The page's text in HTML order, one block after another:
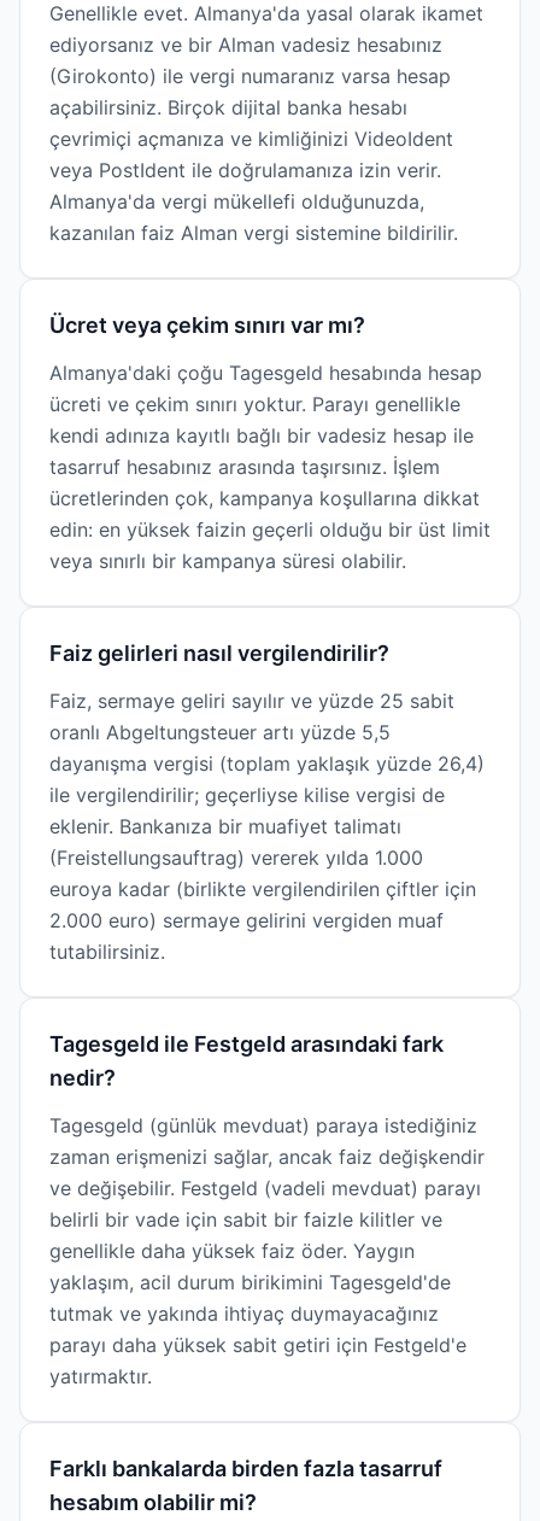
Genellikle evet. Almanya'da yasal olarak ikamet
ediyorsanız ve bir Alman vadesiz hesabınız
(Girokonto) ile vergi numaranız varsa hesap
açabilirsiniz. Birçok dijital banka hesabı
çevrimiçi açmanıza ve kimliğinizi VideoIdent
veya PostIdent ile doğrulamanıza izin verir.
Almanya'da vergi mükellefi olduğunuzda,
kazanılan faiz Alman vergi sistemine bildirilir.
Ücret veya çekim sınırı var mı?
Almanya'daki çoğu Tagesgeld hesabında hesap
ücreti ve çekim sınırı yoktur. Parayı genellikle
kendi adınıza kayıtlı bağlı bir vadesiz hesap ile
tasarruf hesabınız arasında taşırsınız. İşlem
ücretlerinden çok, kampanya koşullarına dikkat
edin: en yüksek faizin geçerli olduğu bir üst limit
veya sınırlı bir kampanya süresi olabilir.
Faiz gelirleri nasıl vergilendirilir?
Faiz, sermaye geliri sayılır ve yüzde 25 sabit
oranlı Abgeltungsteuer artı yüzde 5,5
dayanışma vergisi (toplam yaklaşık yüzde 26,4)
ile vergilendirilir; geçerliyse kilise vergisi de
eklenir. Bankanıza bir muafiyet talimatı
(Freistellungsauftrag) vererek yılda 1.000
euroya kadar (birlikte vergilendirilen çiftler için
2.000 euro) sermaye gelirini vergiden muaf
tutabilirsiniz.
Tagesgeld ile Festgeld arasındaki fark
nedir?
Tagesgeld (günlük mevduat) paraya istediğiniz
zaman erişmenizi sağlar, ancak faiz değişkendir
ve değişebilir. Festgeld (vadeli mevduat) parayı
belirli bir vade için sabit bir faizle kilitler ve
genellikle daha yüksek faiz öder. Yaygın
yaklaşım, acil durum birikimini Tagesgeld'de
tutmak ve yakında ihtiyaç duymayacağınız
parayı daha yüksek sabit getiri için Festgeld'e
yatırmaktır.
Farklı bankalarda birden fazla tasarruf
hesabım olabilir mi?